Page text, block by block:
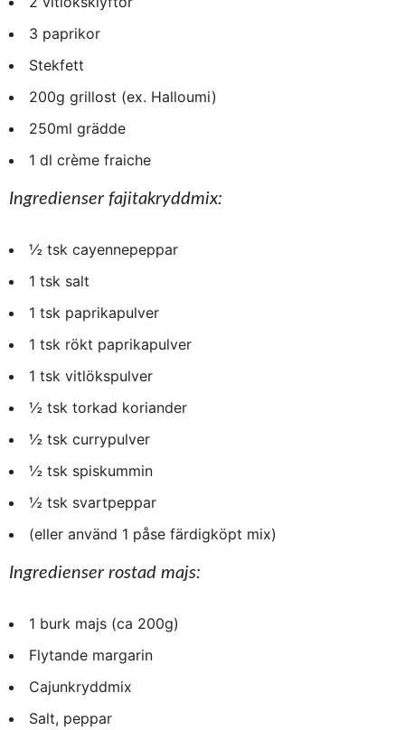
3 paprikor
Stekfett
200g grillost (ex. Halloumi)
250ml grädde
1 dl crème fraiche
Ingredienser fajitakryddmix:
½ tsk cayennepeppar
1 tsk salt
1 tsk paprikapulver
1 tsk rökt paprikapulver
1 tsk vitlökspulver
½ tsk torkad koriander
½ tsk currypulver
½ tsk spiskummin
½ tsk svartpeppar
(eller använd 1 påse färdigköpt mix)
Ingredienser rostad majs:
1 burk majs (ca 200g)
Flytande margarin
Cajunkryddmix
Salt, peppar